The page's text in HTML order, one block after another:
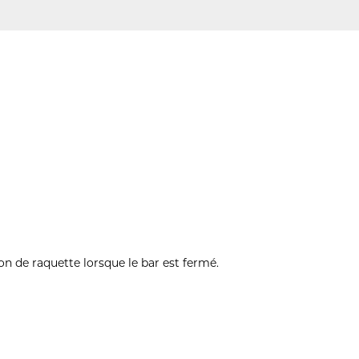
de raquette lorsque le bar est fermé.